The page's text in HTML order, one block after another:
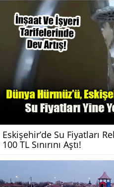
Eskişehir’de Su Fiyatları
100 TL Sınırını Aştı!